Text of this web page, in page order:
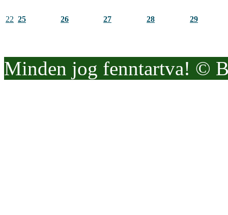
22 25 26 27 28 29
Minden jog fenntartva! ©